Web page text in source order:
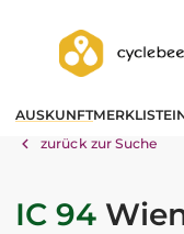
AUSKUNFTMERKLISTE
zurück zur Suche
IC 94